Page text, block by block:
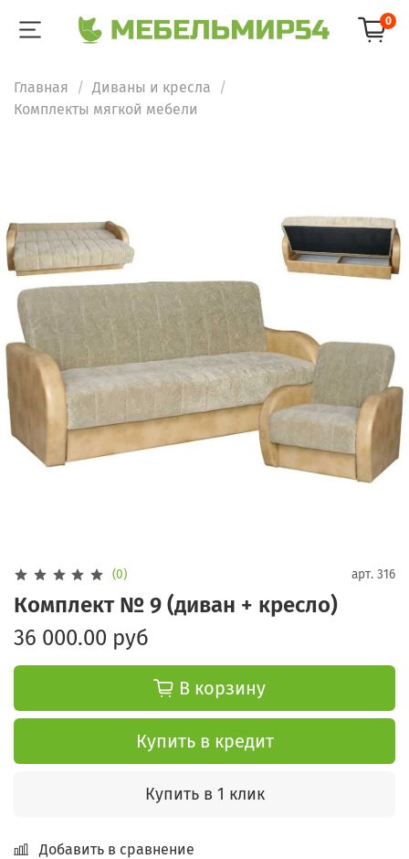
0
Главная
Диваны и кресла
Комплекты мягкой мебели
(0) арт. 316
Комплект № 9 (диван + кресло)
36 000.00 руб
В корзину
Купить в кредит
Купить в 1 клик
Добавить в сравнение